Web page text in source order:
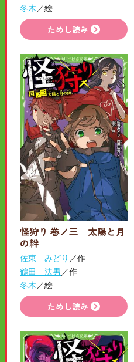
冬木 ／絵
ためし読み
怪狩り 巻ノ三 太陽と月
の絆
佐東 みどり ／作
鶴田 法男 ／作
冬木 ／絵
ためし読み